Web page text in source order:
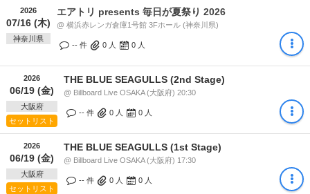
2026
07/16 (木)
神奈川県
エアトリ presents 毎日が夏祭り 2026
@ 横浜赤レンガ倉庫1号館 3Fホール (神奈川県)
-- 件 0 人 0 人
2026
06/19 (金)
大阪府
セットリスト
THE BLUE SEAGULLS (2nd Stage)
@ Billboard Live OSAKA (大阪府) 20:30
-- 件 0 人 0 人
2026
06/19 (金)
大阪府
セットリスト
THE BLUE SEAGULLS (1st Stage)
@ Billboard Live OSAKA (大阪府) 17:30
-- 件 0 人 0 人